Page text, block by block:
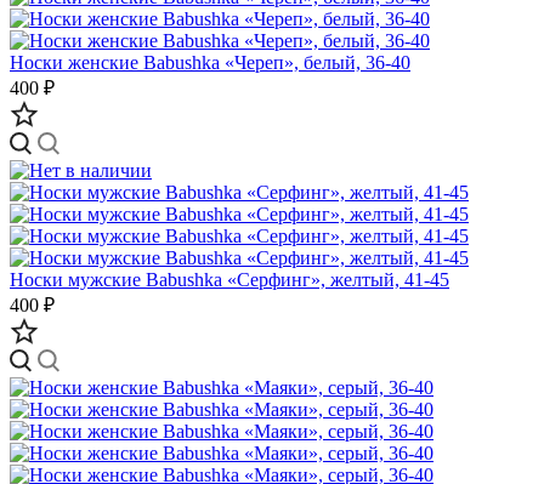
Носки женские Babushka «Череп», белый, 36-40
400 ₽
Носки мужские Babushka «Серфинг», желтый, 41-45
400 ₽